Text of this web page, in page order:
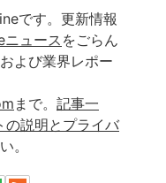
です。更新情報
ュース をごらん
よび業界レポー
まで。 記事一
の説明とプライバ
。